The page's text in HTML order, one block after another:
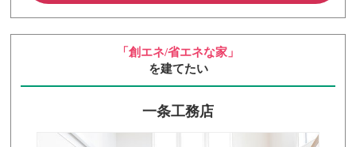
「創エネ/省エネな家」
を建てたい
一条工務店